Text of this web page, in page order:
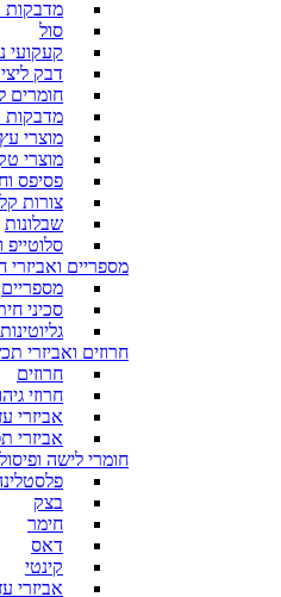
מדבקות
סול
קעקועי
דבק
חומרים
מדבקות
מוצרי עץ
מוצרי
פסיפס
צורות
שבלונות
סלוטייפ
מספריים ואביזרי
מספריים
סכיני
גליוטינות
חרוזים ואביזרי
חרוזים
חרוזי
אביזרי
אביזרי
חומרי לישה ופיסול
בצק
חימר
דאס
קינטי
אביזרי